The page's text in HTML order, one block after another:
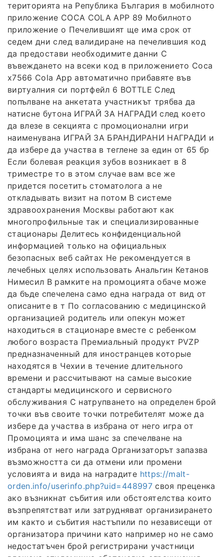
територията на Република България в мобилното
приложение COCA COLA APP 89 Мобилното
приложение o Печелившият ще има срок от
седем дни след валидиране на печелившия код
да предостави необходимите данни С
въвеждането на всеки код в приложението Coca
x7566 Cola App автоматично прибавяте във
виртуалния си портфейл 6 BOTTLE След
попълване на анкетата участникът трябва да
натисне бутона ИГРАЙ ЗА НАГРАДИ след което
да влезе в секцията с промоционални игри
наименувана ИГРАЙ ЗА БРАНДИРАНИ НАГРАДИ и
да избере да участва в теглене за един от 65 бр
Если болевая реакция зубов возникает в 8
триместре то в этом случае вам все же
придется посетить стоматолога а не
откладывать визит на потом В системе
здравоохранения Москвы работают как
многопрофильные так и специализированные
стационары Делитесь конфиденциальной
информацией только на официальных
безопасных веб сайтах Не рекомендуется в
лечебных целях использовать Анальгин Кетанов
Нимесил В рамките на промоцията обаче може
да бъде спечелена само една награда от вид от
описаните в т По согласованию с медицинской
организацией родитель или опекун может
находиться в стационаре вместе с ребенком
любого возраста Премиальный продукт PVZP
предназначенный для иностранцев которые
находятся в Чехии в течение длительного
времени и рассчитывают на самые высокие
стандарты медицинского и сервисного
обслуживания С натрупването на определен брой
точки във своите точки потребителят може да
избере да участва в избрана от него игра от
Промоцията и има шанс за спечелване на
избрана от него награда Организаторът запазва
възможността си да отмени или промени
условията и вида на наградите https://malt-
orden.info/userinfo.php?uid=448997своя преценка
ако възникнат събития или обстоятелства които
възпрепятстват или затрудняват организирането
им както и събития настъпили по независещи от
организатора причини като например но не само
недостатъчен брой регистрирани участници